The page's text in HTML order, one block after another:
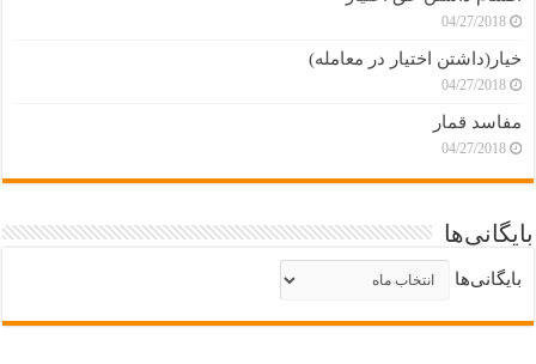
04/27/2018
خیار(داشتن اختیار در معامله)
04/27/2018
مفاسد قمار
04/27/2018
بایگانی‌ها
بایگانی‌ها